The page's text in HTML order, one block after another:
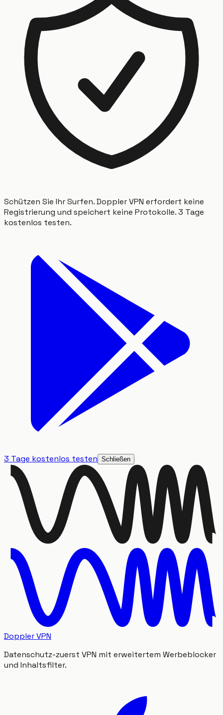
Schützen Sie Ihr Surfen. Doppler VPN erfordert keine
Registrierung und speichert keine Protokolle. 3 Tage
kostenlos testen.
3 Tage kostenlos testen Schließen
Doppler VPN
Datenschutz-zuerst VPN mit erweitertem Werbeblocker
und Inhaltsfilter.